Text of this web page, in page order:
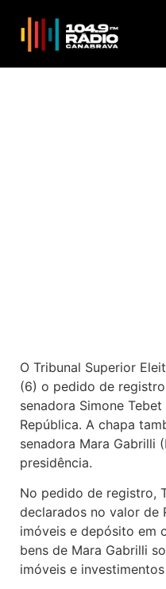
O Tribunal Superior
(6) o pedido de
senadora Simone
República. A chapa
senadora Mara Gabrilli
presidência.
No pedido de registro,
declarados no valor de
imóveis e depósito em
bens de Mara Gabrilli
imóveis e